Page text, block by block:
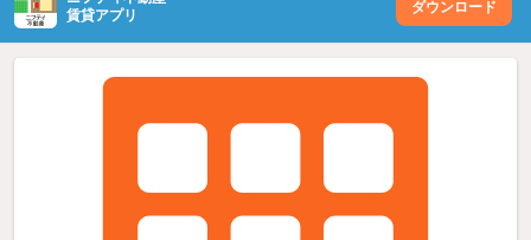
賃貸アプリ
ダウンロード